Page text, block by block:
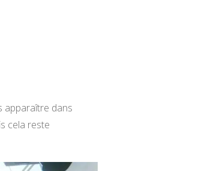
apparaître dans
cela reste